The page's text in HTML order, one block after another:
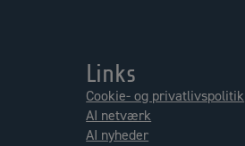
Links
Cookie- og privatlivspolitik
AI netværk
AI nyheder